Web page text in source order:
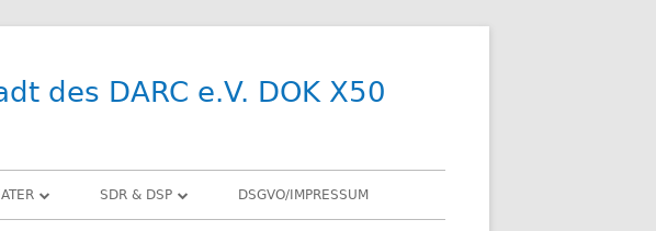
des DARC e.V. DOK X50
SDR & DSP DSGVO/IMPRESSUM